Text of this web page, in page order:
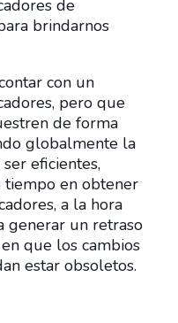
de
brindarnos
con un
pero que
de forma
globalmente la
eficientes,
tiempo en obtener
a la hora
generar un retraso
que los cambios
estar obsoletos.